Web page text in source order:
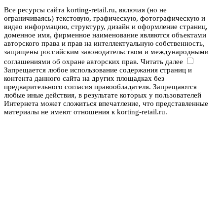
Все ресурсы сайта korting-retail.ru, включая (но не
ограничиваясь) текстовую, графическую, фотографическую и
видео информацию, структуру, дизайн и оформление страниц,
доменное имя, фирменное наименование являются объектами
авторского права и прав на интеллектуальную собственность,
защищены российским законодательством и международными
соглашениями об охране авторских прав. Читать далее
Запрещается любое использование содержания страниц и
контента данного сайта на других площадках без
предварительного согласия правообладателя. Запрещаются
любые иные действия, в результате которых у пользователей
Интернета может сложиться впечатление, что представленные
материалы не имеют отношения к korting-retail.ru.